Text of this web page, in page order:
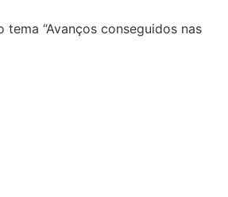
“Avanços conseguidos nas